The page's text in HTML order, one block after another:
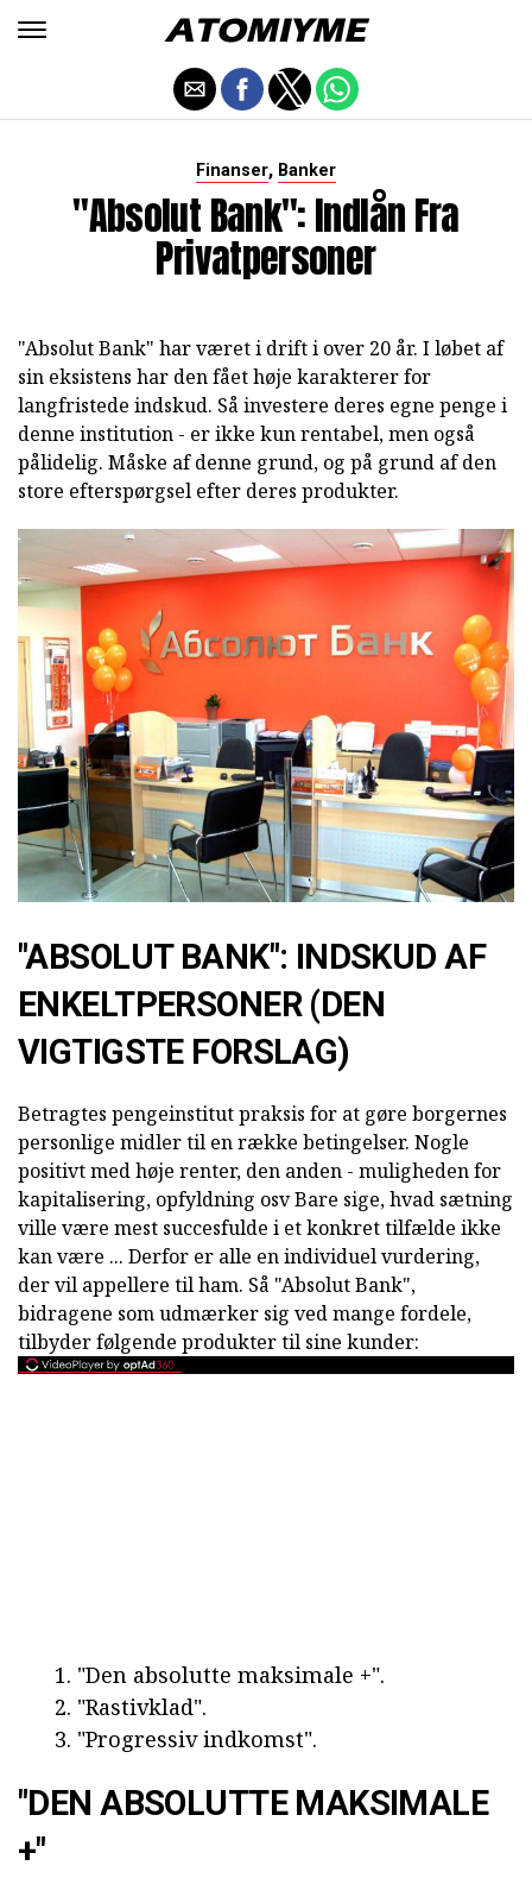
Finanser, Banker
"Absolut Bank": Indlån Fra
Privatpersoner
"Absolut Bank" har været i drift i over 20 år. I løbet af
sin eksistens har den fået høje karakterer for
langfristede indskud. Så investere deres egne penge i
denne institution - er ikke kun rentabel, men også
pålidelig. Måske af denne grund, og på grund af den
store efterspørgsel efter deres produkter.
"ABSOLUT BANK": INDSKUD AF
ENKELTPERSONER (DEN
VIGTIGSTE FORSLAG)
Betragtes pengeinstitut praksis for at gøre borgernes
personlige midler til en række betingelser. Nogle
positivt med høje renter, den anden - muligheden for
kapitalisering, opfyldning osv Bare sige, hvad sætning
ville være mest succesfulde i et konkret tilfælde ikke
kan være ... Derfor er alle en individuel vurdering,
der vil appellere til ham. Så "Absolut Bank",
bidragene som udmærker sig ved mange fordele,
tilbyder følgende produkter til sine kunder:
"Den absolutte maksimale +".
"Rastivklad".
"Progressiv indkomst".
"DEN ABSOLUTTE MAKSIMALE
+"